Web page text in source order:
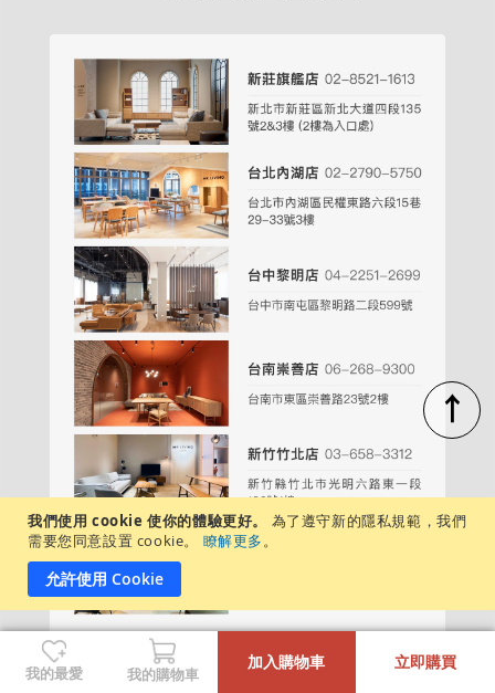
我們使用 cookie 使你的體驗更好。
為了遵守新的隱私規範，我們
需要您同意設置 cookie。
瞭解更多。
允許使用 Cookie
↑
我的最愛 我的購物車
加入購物車 立即購買
+
-